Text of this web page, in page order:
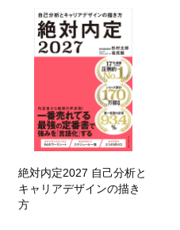
絶対内定2027 自己分析と
キャリアデザインの描き
方